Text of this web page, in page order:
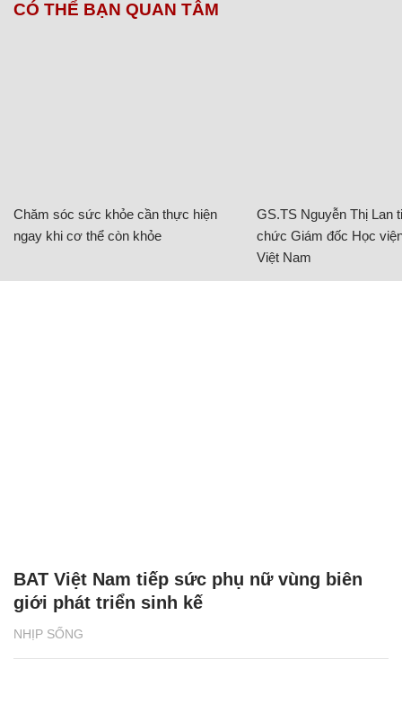
CÓ THỂ BẠN QUAN TÂM
Chăm sóc sức khỏe cần thực hiện
ngay khi cơ thể còn khỏe
GS.TS Nguyễn Thị Lan
chức Giám đốc Học
Việt Nam
NHỊP SỐNG
BAT Việt Nam tiếp sức phụ nữ vùng biên
giới phát triển sinh kế